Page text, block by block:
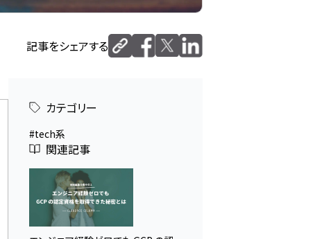
記事をシェアする
カテゴリー
tech系
関連記事